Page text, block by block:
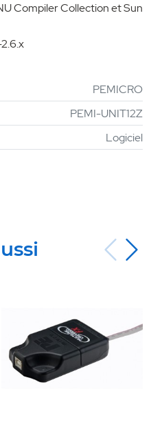
Compiler Collection et Sun
PEMICRO
PEMI-UNIT12Z
Logiciel